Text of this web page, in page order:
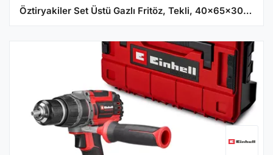
Öztiryakiler Set Üstü Gazlı Fritöz, Tekli, 40x65x30 cm, OFG 4065